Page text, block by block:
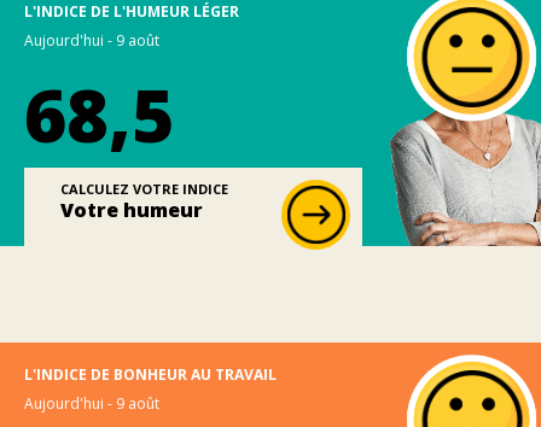
L'INDICE DE L'HUMEUR LÉGER
Aujourd'hui - 9 août
68,5
CALCULEZ VOTRE INDICE
Votre humeur
L'INDICE DE BONHEUR AU TRAVAIL
Aujourd'hui - 9 août